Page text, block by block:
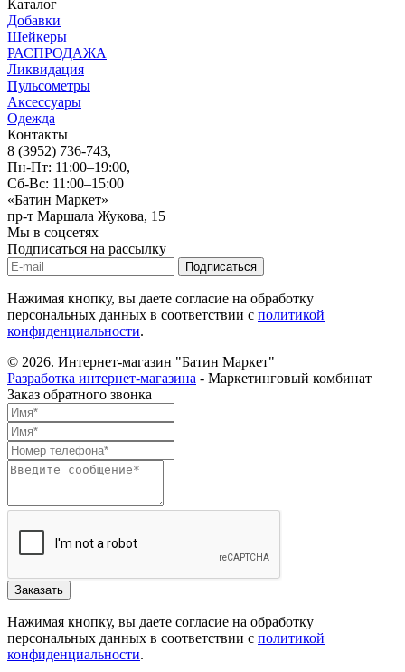
Каталог
Добавки
Шейкеры
РАСПРОДАЖА
Ликвидация
Пульсометры
Аксессуары
Одежда
Контакты
8 (3952) 736-743,
Пн-Пт: 11:00–19:00,
Сб-Вс: 11:00–15:00
«Батин Маркет»
пр-т Маршала Жукова, 15
Мы в соцсетях
Подписаться на рассылку
Нажимая кнопку, вы даете согласие на обработку
персональных данных в соответствии с политикой
конфиденциальности.
© 2026. Интернет-магазин "Батин Маркет"
Разработка интернет-магазина - Маркетинговый комбинат
Заказ обратного звонка
Нажимая кнопку, вы даете согласие на обработку
персональных данных в соответствии с политикой
конфиденциальности.